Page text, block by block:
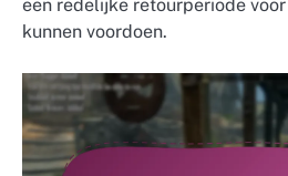
een redelijke retourperiode
kunnen voordoen.